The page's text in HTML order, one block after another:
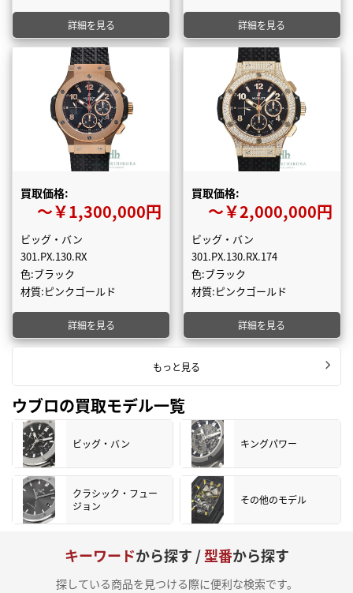
詳細を見る 詳細を見る
買取価格:
〜￥1,300,000円
ビッグ・バン
301.PX.130.RX
色:ブラック
材質:ピンクゴールド
詳細を見る
買取価格:
〜￥2,000,000円
ビッグ・バン
301.PX.130.RX.174
色:ブラック
材質:ピンクゴールド
詳細を見る
もっと見る
ウブロの買取モデル一覧
ビッグ・バン キングパワー
クラシック・フュー
ジョン
その他のモデル
キーワードから探す /型番から探す
探している商品を見つける際に便利な検索です。